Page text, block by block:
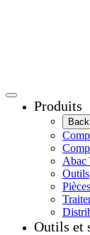
Produits
Abac
Outils
Pièces
Outils et